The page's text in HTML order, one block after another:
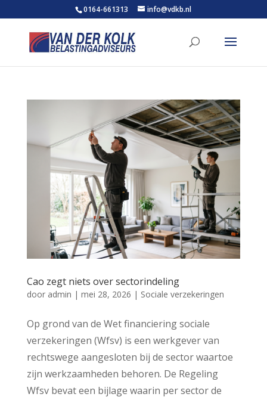
0164-661313 info@vdkb.nl
Cao zegt niets over sectorindeling
door admin | mei 28, 2026 | Sociale verzekeringen
Op grond van de Wet financiering sociale
verzekeringen (Wfsv) is een werkgever van
rechtswege aangesloten bij de sector waartoe
zijn werkzaamheden behoren. De Regeling
Wfsv bevat een bijlage waarin per sector de